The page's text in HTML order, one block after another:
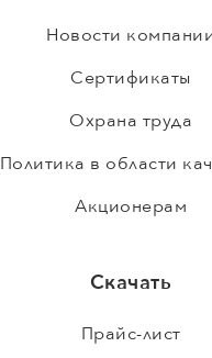
Новости
Сертификаты
Охрана труда
Политика в области
Акционерам
Скачать
Прайс-лист